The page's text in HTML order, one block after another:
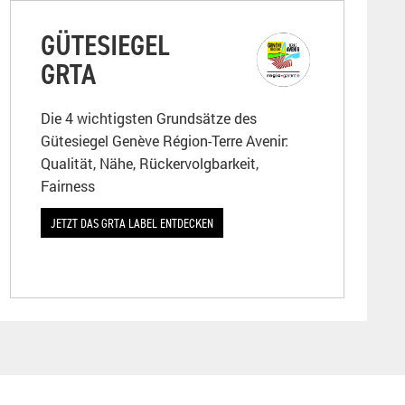
GÜTESIEGEL
GRTA
Die 4 wichtigsten Grundsätze des
Gütesiegel Genève Région-Terre Avenir:
Qualität, Nähe, Rückervolgbarkeit,
Fairness
JETZT DAS GRTA LABEL ENTDECKEN